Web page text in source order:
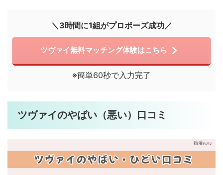
＼3時間に1組がプロポーズ成功／
ツヴァイ無料マッチング体験はこちら
※簡単60秒で入力完了
ツヴァイのやばい（悪い）口コミ